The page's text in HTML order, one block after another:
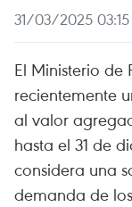
31/03/2025 03:15
El Ministerio de
recientemente
al valor
hasta el 31 de
considera una
demanda de